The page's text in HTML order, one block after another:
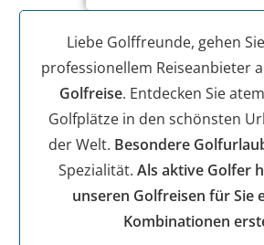
Liebe Golffreunde, gehen
professionellem Reiseanbieter
Golfreise. Entdecken Sie
Golfplätze in den schönsten
der Welt. Besondere
Spezialität. Als aktive Golfer
unseren Golfreisen für Sie
Kombinationen